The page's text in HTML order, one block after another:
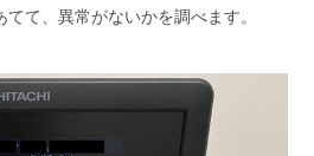
て、異常がないかを調べます。